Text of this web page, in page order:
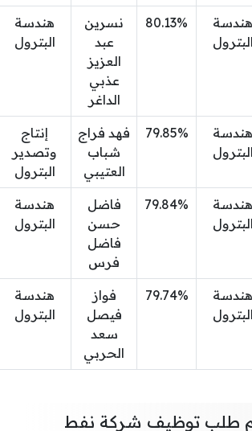
هندسة
البترول
80.13%
نسرين
عبد
العزيز
عذبي
الداغر
هندسة
البترول
هندسة
البترول
79.85%
فهد فراج
شباب
العتيبي
إنتاج
وتصدير
البترول
هندسة
البترول
79.84%
فاضل
حسن
فاضل
فرس
هندسة
البترول
هندسة
البترول
79.74%
فواز
فيصل
سعد
الحربي
هندسة
البترول
طلب توظيف شركة نفط